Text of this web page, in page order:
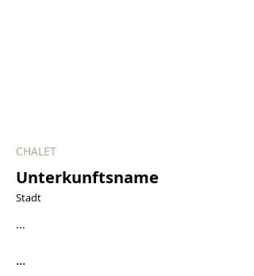
CHALET
Unterkunftsname
Stadt
...
...